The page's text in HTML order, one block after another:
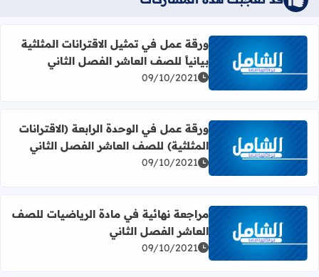
اقرأ المزيد عن ورقة عمل في تمثيل الاقترانات المثلثية
ورقة عمل في تمثيل الاقترانات المثلثية
بيانياً للصف العاشر الفصل الثاني
09/10/2021
اقرأ المزيد عن ورقة عمل في الوحدة الرابعة (الاقترانات
ورقة عمل في الوحدة الرابعة (الاقترانات
المثلثية) للصف العاشر الفصل الثاني
09/10/2021
اقرأ المزيد عن مراجعة نهائية في مادة الرياضيات للصف
مراجعة نهائية في مادة الرياضيات للصف
العاشر الفصل الثاني
09/10/2021